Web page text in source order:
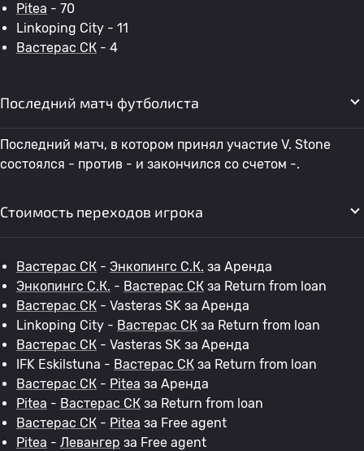
Pitea - 70
Linkoping City - 11
Вастерас СК - 4
Последний матч футболиста
Последний матч, в котором принял участие V. Stone
состоялся - против - и закончился со счетом -.
Стоимость переходов игрока
Вастерас СК - Энкопингс С.К. за Аренда
Энкопингс С.К. - Вастерас СК за Return from loan
Вастерас СК - Vasteras SK за Аренда
Linkoping City - Вастерас СК за Return from loan
Вастерас СК - Vasteras SK за Аренда
IFK Eskilstuna - Вастерас СК за Return from loan
Вастерас СК - Pitea за Аренда
Pitea - Вастерас СК за Return from loan
Вастерас СК - Pitea за Free agent
Pitea - Левангер за Free agent